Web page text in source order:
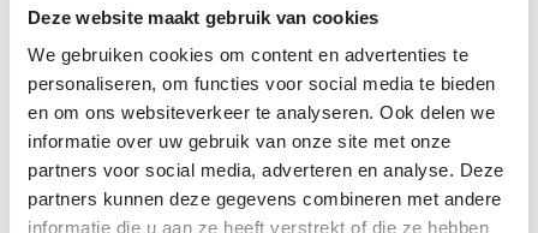
Deze website maakt gebruik van cookies
We gebruiken cookies om content en advertenties te
personaliseren, om functies voor social media te bieden
en om ons websiteverkeer te analyseren. Ook delen we
informatie over uw gebruik van onze site met onze
partners voor social media, adverteren en analyse. Deze
partners kunnen deze gegevens combineren met andere
informatie die u aan ze heeft verstrekt of die ze hebben
productieomgeving (ervaring in de voeding is een
absolute plus).
Of
je bent een ambitieuze high-potential
met de juiste drive die klaar is voor deze stap.
Organisatorisch talent: Je bent gestructureerd,
analytisch en stressbestendig. Schakelen in een
dynamische omgeving geeft jou juist energie.
Talentknopen:Je communiceert helder en vlot. Je
spreekt perfect Nederlands en trekt vlot je streng in het